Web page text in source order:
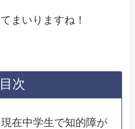
まいりますね！
目次
在中学生で知的障が